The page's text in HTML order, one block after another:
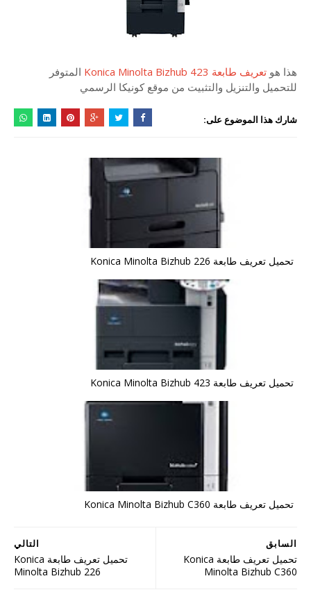
هذا هو تعريف طابعة Konica Minolta Bizhub 423
المتوفر
للتحميل والتنزيل والتثبيت من موقع كونيكا الرسمي
شارك هذا الموضوع على:
تحميل تعريف طابعة Konica Minolta Bizhub 226
تحميل تعريف طابعة Konica Minolta Bizhub 423
تحميل تعريف طابعة Konica Minolta Bizhub C360
التالي
تحميل تعريف طابعة Konica
Minolta Bizhub 226
السابق
تحميل تعريف طابعة Konica
Minolta Bizhub C360